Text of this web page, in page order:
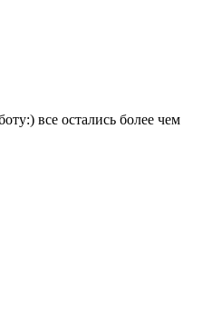
все остались более чем